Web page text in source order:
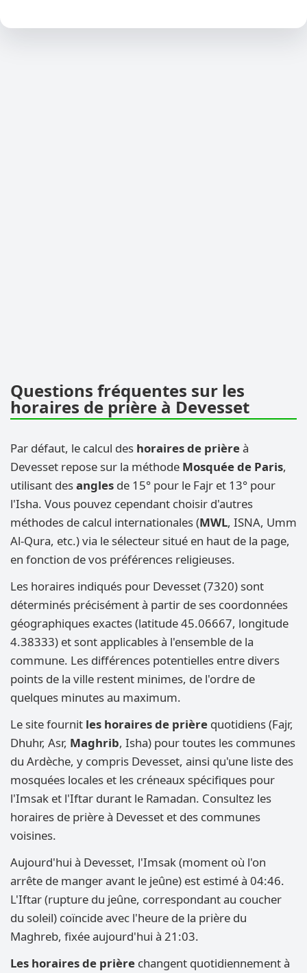
Questions fréquentes sur les
horaires de prière à Devesset
Par défaut, le calcul des horaires de prièreà
Devesset repose sur la méthode Mosquée de Paris,
utilisant desangles de 15° pour le Fajr et 13° pour
l'Isha. Vous pouvez cependant choisir d'autres
méthodes de calcul internationales (MWL, ISNA, Umm
Al-Qura, etc.) via le sélecteur situé en haut de la page,
en fonction de vos préférences religieuses.
Les horaires indiqués pour Devesset (7320) sont
déterminés précisément à partir de ses coordonnées
géographiques exactes (latitude 45.06667, longitude
4.38333) et sont applicables à l'ensemble de la
commune. Les différences potentielles entre divers
points de la ville restent minimes, de l'ordre de
quelques minutes au maximum.
Le site fournit les horaires de prière quotidiens (Fajr,
Dhuhr, Asr, Maghrib, Isha) pour toutes les communes
du Ardèche, y compris Devesset, ainsi qu'une liste des
mosquées locales et les créneaux spécifiques pour
l'Imsak et l'Iftar durant le Ramadan. Consultez les
horaires de prière à Devesset et des communes
voisines.
Aujourd'hui à Devesset, l'Imsak (moment où l'on
arrête de manger avant le jeûne) est estimé à 04:46.
L'Iftar (rupture du jeûne, correspondant au coucher
du soleil) coïncide avec l'heure de la prière du
Maghreb, fixée aujourd'hui à 21:03.
Les horaires de prière changent quotidiennement à